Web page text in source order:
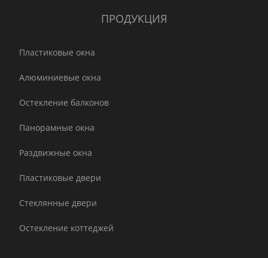
ПРОДУКЦИЯ
Пластиковые окна
Алюминиевые окна
Остекление балконов
Панорамные окна
Раздвижные окна
Пластиковые двери
Стеклянные двери
Остекление коттеджей